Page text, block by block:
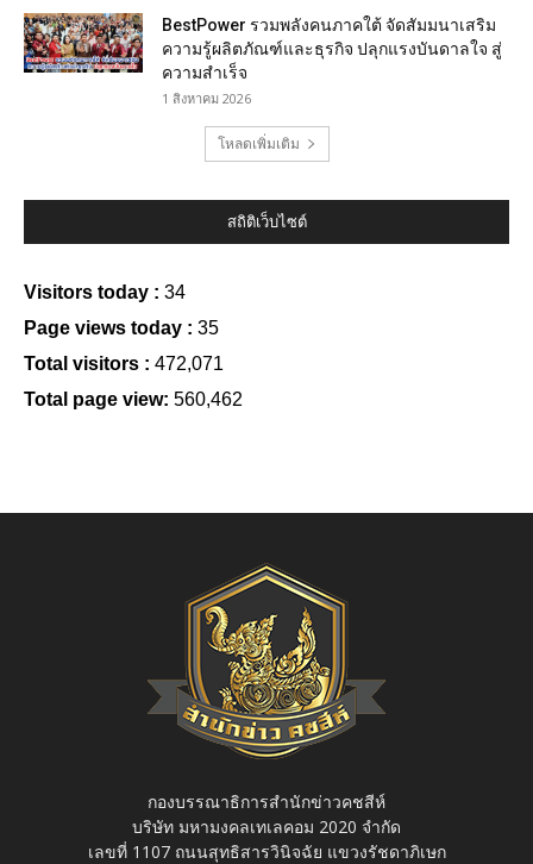
BestPower รวมพลังคนภาคใต้ จัดสัมมนาเสริม
ความรู้ผลิตภัณฑ์และธุรกิจ ปลุกแรงบันดาลใจ สู่
ความสำเร็จ
1 สิงหาคม 2026
โหลดเพิ่มเติม
สถิติเว็บไซต์
Visitors today : 34
Page views today : 35
Total visitors : 472,071
Total page view: 560,462
กองบรรณาธิการสำนักข่าวคชสีห์
บริษัท มหามงคลเทเลคอม 2020 จำกัด
เลขที่ 1107 ถนนสุทธิสารวินิจฉัย แขวงรัชดาภิเษก